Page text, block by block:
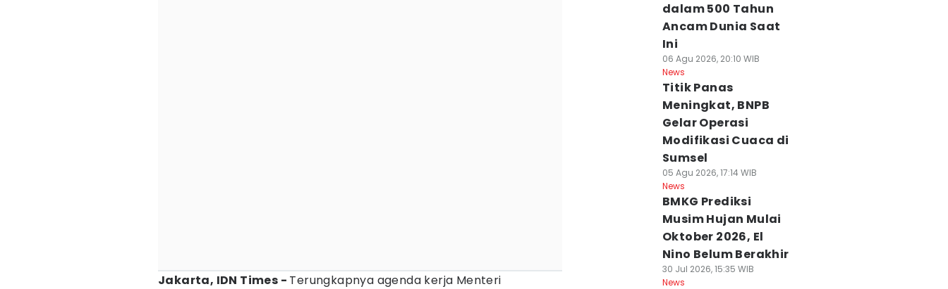
Jakarta, IDN Times - Terungkapnya agenda kerja Menteri
dalam 500 Tahun
Ancam Dunia Saat
Ini
06 Agu 2026, 20:10 WIB
News
Titik Panas
Meningkat, BNPB
Gelar Operasi
Modifikasi Cuaca di
Sumsel
05 Agu 2026, 17:14 WIB
News
BMKG Prediksi
Musim Hujan Mulai
Oktober 2026, El
Nino Belum Berakhir
30 Jul 2026, 15:35 WIB
News